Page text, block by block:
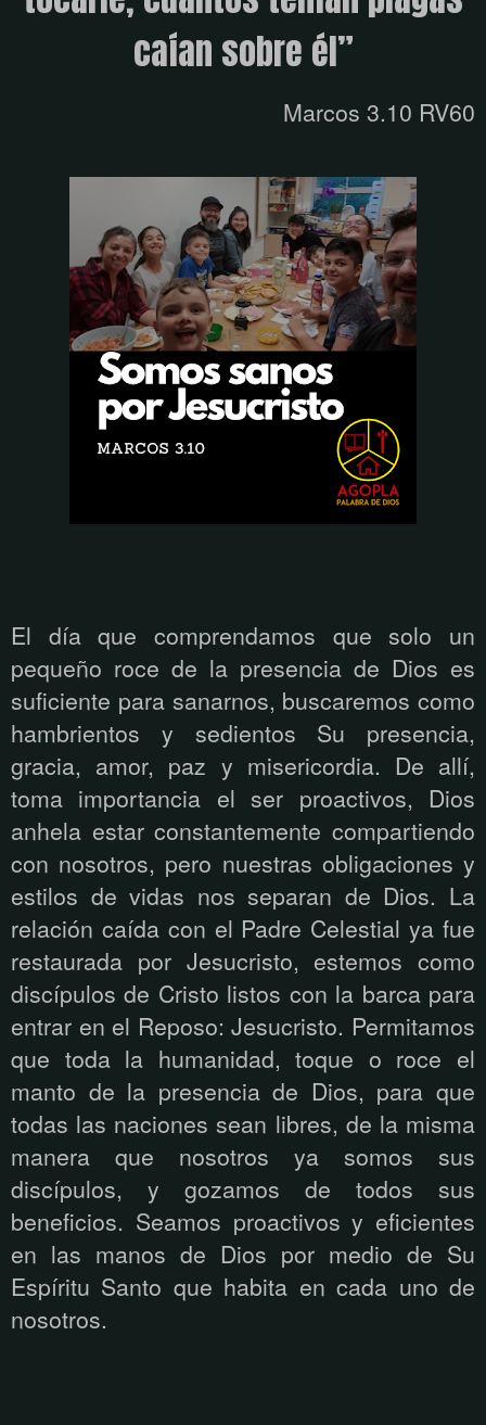
caían sobre él”
Marcos 3.10 RV60
El día que comprendamos que solo un
pequeño roce de la presencia de Dios es
suficiente para sanarnos, buscaremos como
hambrientos y sedientos Su presencia,
gracia, amor, paz y misericordia. De allí,
toma importancia el ser proactivos, Dios
anhela estar constantemente compartiendo
con nosotros, pero nuestras obligaciones y
estilos de vidas nos separan de Dios. La
relación caída con el Padre Celestial ya fue
restaurada por Jesucristo, estemos como
discípulos de Cristo listos con la barca para
entrar en el Reposo: Jesucristo. Permitamos
que toda la humanidad, toque o roce el
manto de la presencia de Dios, para que
todas las naciones sean libres, de la misma
manera que nosotros ya somos sus
discípulos, y gozamos de todos sus
beneficios. Seamos proactivos y eficientes
en las manos de Dios por medio de Su
Espíritu Santo que habita en cada uno de
nosotros.